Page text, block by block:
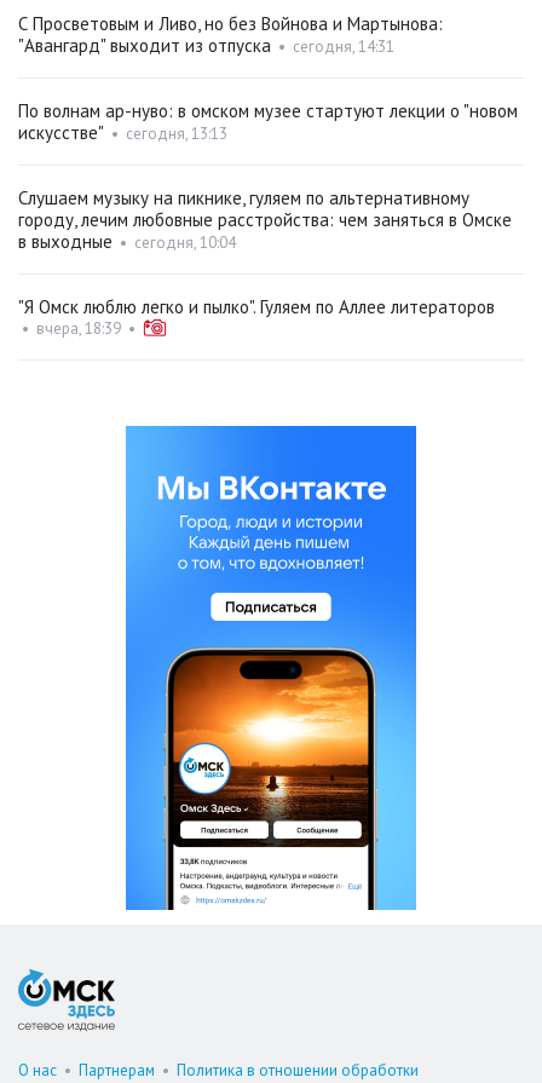
С Просветовым и Ливо, но без Войнова и Мартынова:
"Авангард" выходит из отпуска • сегодня, 14:31
По волнам ар-нуво: в омском музее стартуют лекции о "новом
искусстве" • сегодня, 13:13
Слушаем музыку на пикнике, гуляем по альтернативному
городу, лечим любовные расстройства: чем заняться в Омске
в выходные • сегодня, 10:04
"Я Омск люблю легко и пылко". Гуляем по Аллее литераторов
• вчера, 18:39 •
О нас • Партнерам • Политика в отношении обработки